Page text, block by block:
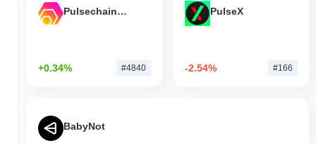
Pulsechain Bridged HEX (Pulsechain)
+0.34% #4840
PulseX
-2.54% #166
BabyNot